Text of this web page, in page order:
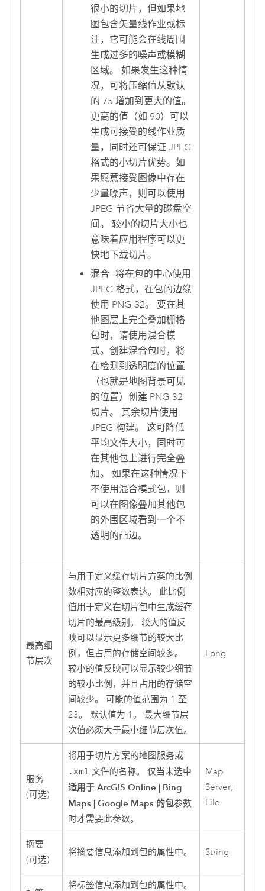
很小的切片，但如果地
图包含矢量线作业或标
注，它可能会在线周围
生成过多的噪声或模糊
区域。 如果发生这种情
况，可将压缩值从默认
的 75 增加到更大的值。
更高的值（如 90）可以
生成可接受的线作业质
量，同时还可保证 JPEG
格式的小切片优势。如
果愿意接受图像中存在
少量噪声，则可以使用
JPEG 节省大量的磁盘空
间。 较小的切片大小也
意味着应用程序可以更
快地下载切片。
混合—将在包的中心使用
JPEG 格式，在包的边缘
使用 PNG 32。 要在其
他图层上完全叠加栅格
包时，请使用混合模
式。创建混合包时，将
在检测到透明度的位置
（也就是地图背景可见
的位置）创建 PNG 32
切片。 其余切片使用
JPEG 构建。 这可降低
平均文件大小，同时可
在其他包上进行完全叠
加。 如果在这种情况下
不使用混合模式包，则
可以在图像叠加其他包
的外围区域看到一个不
透明的凸边。
最高细
节层次
与用于定义缓存切片方案的比例
数相对应的整数表达。 此比例
值用于定义在切片包中生成缓存
切片的最高级别。 较大的值反
映可以显示更多细节的较大比
例，但占用的存储空间较多。
较小的值反映可以显示较少细节
的较小比例，并且占用的存储空
间较少。 可能的值范围为 1 至
23。 默认值为 1。 最大细节层
次值必须大于最小细节层次值。
Long
服务
(可选)
将用于切片方案的地图服务或
.xml 文件的名称。 仅当未选中
适用于 ArcGIS Online | Bing
Maps | Google Maps 的包参数
时才需要此参数。
Map
Server;
File
摘要
(可选)
将摘要信息添加到包的属性中。 String
将标签信息添加到包的属性中。